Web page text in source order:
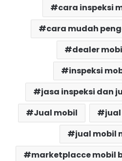
cara inspeksi
cara mudah
dealer
inspeksi
jasa inspeksi dan
Jual mobil
jual mobil
marketplacce mobil